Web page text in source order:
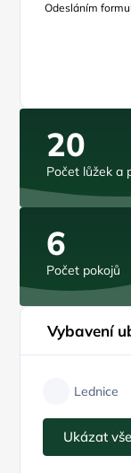
Odesláním
20
Počet lůžek a
6
Počet pokojů
Vybavení
Lednice
Ukázat